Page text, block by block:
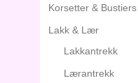
Korsetter & Bustiers
Lakk & Lær
Lakkantrekk
Lærantrekk